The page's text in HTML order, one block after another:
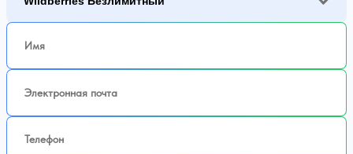
Выберите подключаемый сервис. Описание и ценыздесь.